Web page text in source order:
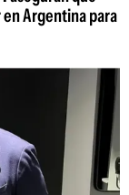
Argentina para